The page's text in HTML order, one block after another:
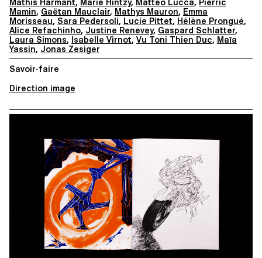
Mathis Harmant, Marie Hintzy, Matteo Lucca, Pierric
Mamin, Gaëtan Mauclair, Mathys Mauron, Emma
Morisseau, Sara Pedersoli, Lucie Pittet, Hélène Prongué,
Alice Refachinho, Justine Renevey, Gaspard Schlatter,
Laura Simons, Isabelle Virnot, Vu Toni Thien Duc, Maïa
Yassin, Jonas Zesiger
Savoir-faire
Direction image